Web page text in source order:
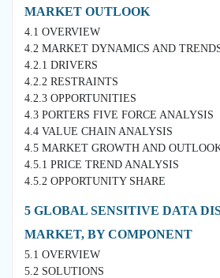
MARKET OUTLOOK
4.1 OVERVIEW
4.2 MARKET DYNAMICS AND
4.2.1 DRIVERS
4.2.2 RESTRAINTS
4.2.3 OPPORTUNITIES
4.3 PORTERS FIVE FORCE ANALYSIS
4.4 VALUE CHAIN ANALYSIS
4.5 MARKET GROWTH AND
4.5.1 PRICE TREND ANALYSIS
4.5.2 OPPORTUNITY SHARE
5 GLOBAL SENSITIVE DATA
MARKET, BY COMPONENT
5.1 OVERVIEW
5.2 SOLUTIONS